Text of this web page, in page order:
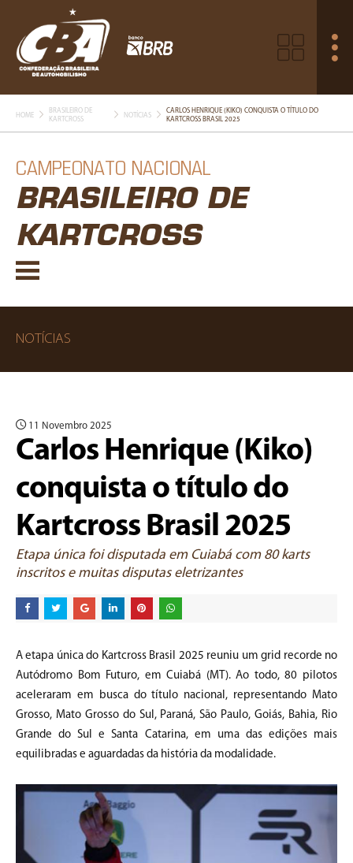
HOME
BRASILEIRO DE
KARTCROSS
NOTÍCIAS
CARLOS HENRIQUE (KIKO) CONQUISTA O TÍTULO DO
KARTCROSS BRASIL 2025
CAMPEONATO NACIONAL
BRASILEIRO DE
KARTCROSS
NOTÍCIAS
11 Novembro 2025
Carlos Henrique (Kiko)
conquista o título do
Kartcross Brasil 2025
Etapa única foi disputada em Cuiabá com 80 karts
inscritos e muitas disputas eletrizantes
A etapa única do Kartcross Brasil 2025 reuniu um grid recorde no
Autódromo Bom Futuro, em Cuiabá (MT). Ao todo, 80 pilotos
aceleraram em busca do título nacional, representando Mato
Grosso, Mato Grosso do Sul, Paraná, São Paulo, Goiás, Bahia, Rio
Grande do Sul e Santa Catarina, em uma das edições mais
equilibradas e aguardadas da história da modalidade.